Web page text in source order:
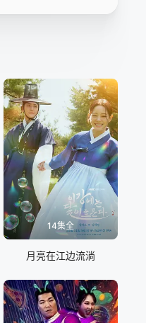
14集全
月亮在江边流淌